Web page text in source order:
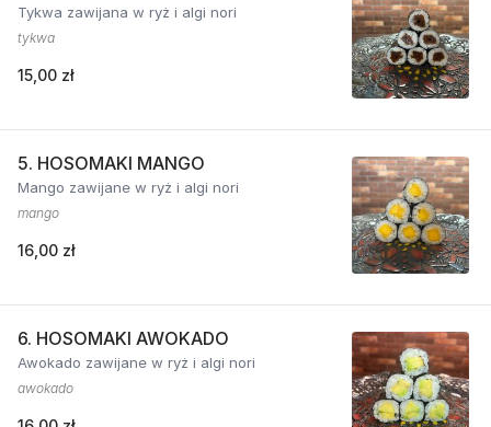
Tykwa zawijana w ryż i algi nori
tykwa
15,00 zł
5. HOSOMAKI MANGO
Mango zawijane w ryż i algi nori
mango
16,00 zł
6. HOSOMAKI AWOKADO
Awokado zawijane w ryż i algi nori
awokado